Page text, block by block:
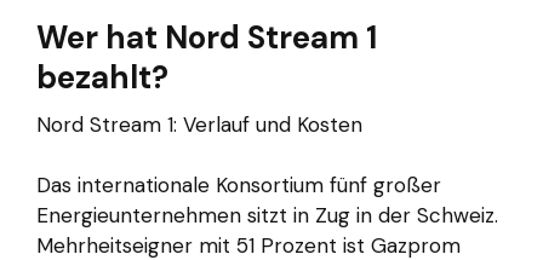
Wer hat Nord Stream 1
bezahlt?
Nord Stream 1: Verlauf und Kosten
Das internationale Konsortium fünf großer
Energieunternehmen sitzt in Zug in der Schweiz.
Mehrheitseigner mit 51 Prozent ist Gazprom